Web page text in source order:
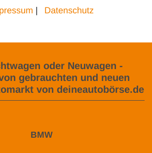
Datenschutz
oder Neuwagen -
gebrauchten und neuen
von deineautobörse.de
BMW